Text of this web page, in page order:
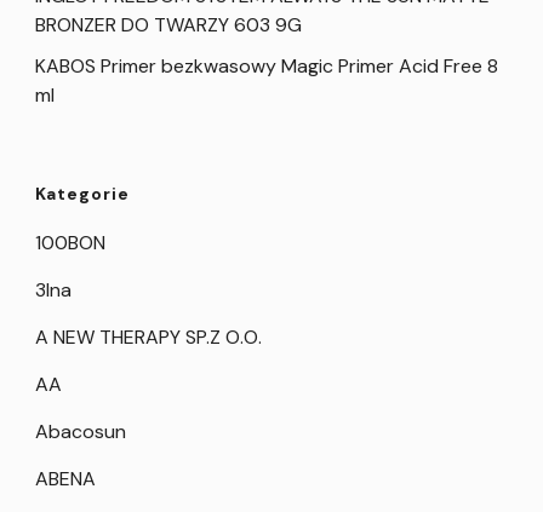
BRONZER DO TWARZY 603 9G
KABOS Primer bezkwasowy Magic Primer Acid Free 8
ml
Kategorie
100BON
3Ina
A NEW THERAPY SP.Z O.O.
AA
Abacosun
ABENA